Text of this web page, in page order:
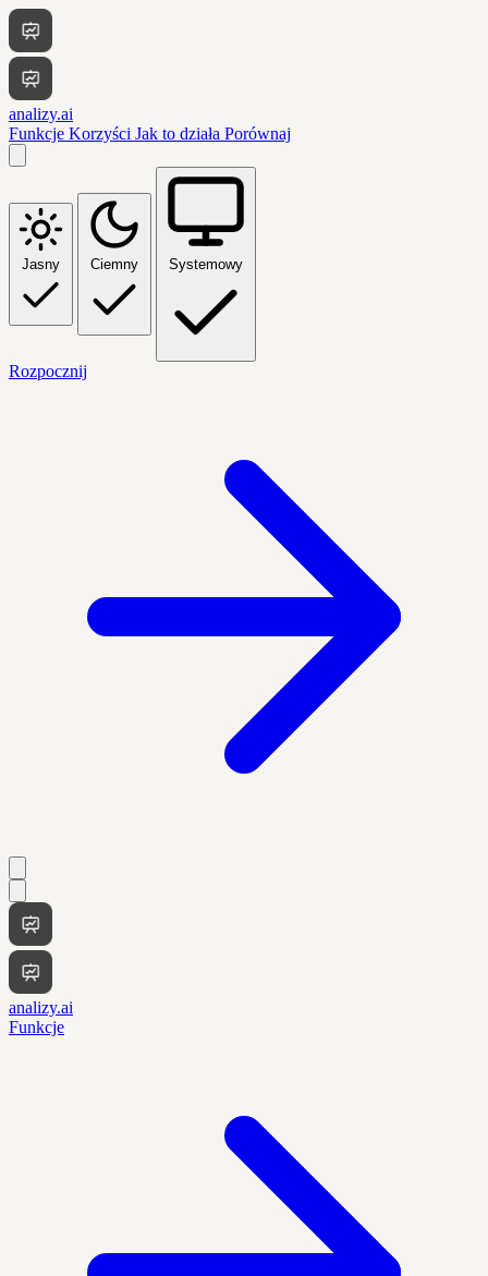
analizy.ai
Funkcje Korzyści Jak to działa Porównaj
Jasny Ciemny Systemowy
Rozpocznij
analizy.ai
Funkcje